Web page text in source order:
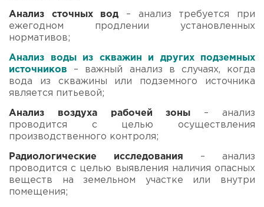
Анализ сточных вод
– анализ требуется при
ежегодном продлении установленных
нормативов;
Анализ воды из скважин
и других подземных
источников – важный анализ в случаях, когда
вода из скважины или подземного источника
является питьевой;
Анализ воздуха рабочей зоны
– анализ
проводится с целью осуществления
производственного контроля;
Радиологические исследования
– анализ
проводится с целью выявления наличия опасных
веществ на земельном участке или внутри
помещения;